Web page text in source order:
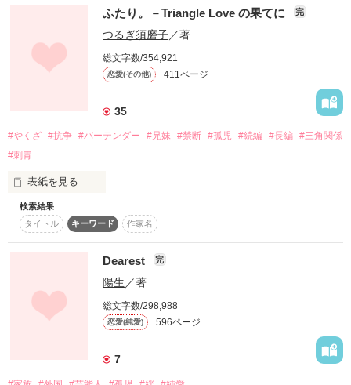
作品を読む
――彼女は知らない。
守ろうとしたことも、
守られていることも。
――彼は知らない。
置いていったことも、
置いていかれたことも。
“ただいま”も、“おかえり”も。
私を必要とするものは誰もいない。
なら、もう、死んでしまいたい。
天涯孤独の少女、真昼は。
繁華街で人波を眺めるのが日課だった。
ある日、しつこいナンパ男にからまれ襲われそうになる。
そんな時、助けてくれたのは。
ふたり。－Triangle Love の果てに 完
つるぎ須磨子／著
総文字数/354,921
恋愛(その他) 411ページ
35
#やくざ #抗争 #バーテンダー #兄妹 #禁断 #孤児 #続編 #長編 #三角関係
#刺青
表紙を見る
私を見て微笑む
そのあなたの唇に
わざと気付かないふりをした。
今この瞬間でさえ
検索結果
タイトル
キーワード 作家名
Dearest 完
陽生／著
総文字数/298,988
恋愛(純愛) 596ページ
7